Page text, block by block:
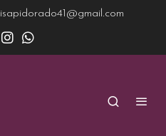
isapidorado41@gmail.com